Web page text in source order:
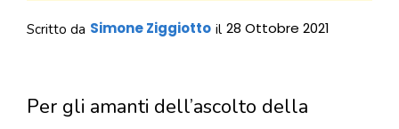
Scritto da Simone Ziggiotto il 28 Ottobre 2021
Per gli amanti dell’ascolto della